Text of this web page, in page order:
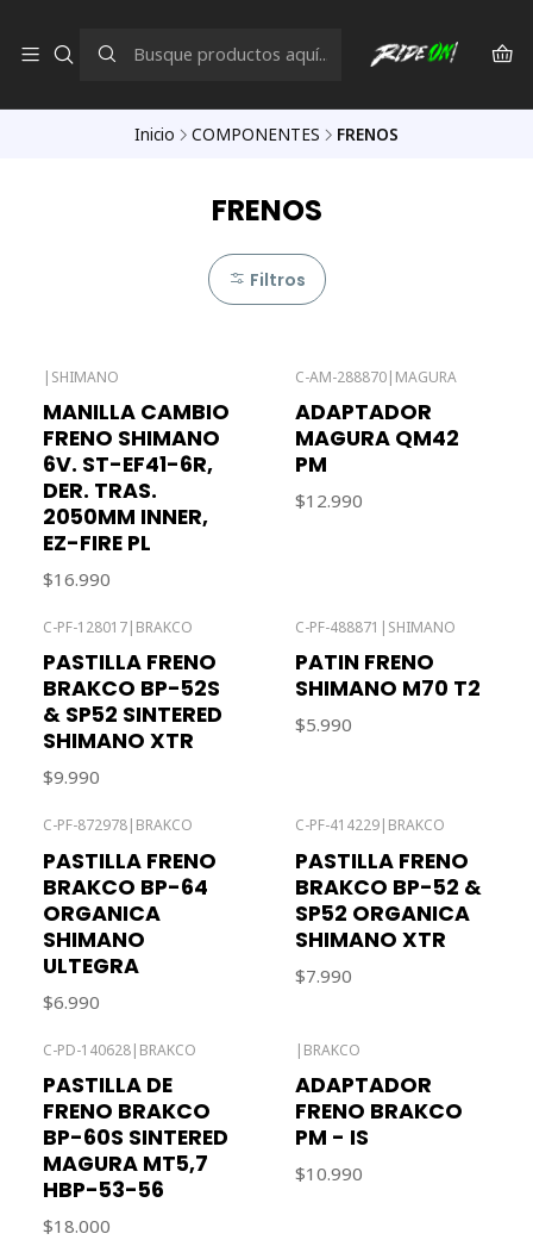
Inicio COMPONENTES FRENOS
FRENOS
Filtros
| SHIMANO
MANILLA CAMBIO
FRENO SHIMANO
6V. ST-EF41-6R,
DER. TRAS.
2050MM INNER,
EZ-FIRE PL
$16.990
C-AM-288870| MAGURA
ADAPTADOR
MAGURA QM42
PM
$12.990
C-PF-128017| BRAKCO
PASTILLA FRENO
BRAKCO BP-52S
& SP52 SINTERED
SHIMANO XTR
$9.990
C-PF-488871 | SHIMANO
PATIN FRENO
SHIMANO M70 T2
$5.990
C-PF-872978| BRAKCO
PASTILLA FRENO
BRAKCO BP-64
ORGANICA
SHIMANO
ULTEGRA
$6.990
C-PF-414229| BRAKCO
PASTILLA FRENO
BRAKCO BP-52 &
SP52 ORGANICA
SHIMANO XTR
$7.990
C-PD-140628| BRAKCO
PASTILLA DE
FRENO BRAKCO
BP-60S SINTERED
MAGURA MT5,7
HBP-53-56
$18.000
| BRAKCO
ADAPTADOR
FRENO BRAKCO
PM - IS
$10.990